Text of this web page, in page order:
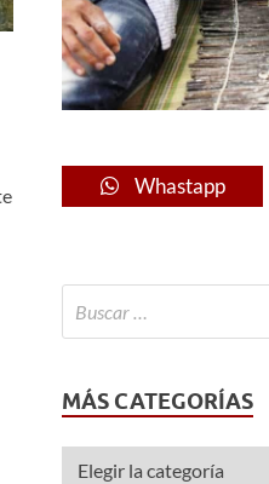
Whastapp
MÁS CATEGORÍAS